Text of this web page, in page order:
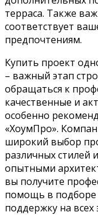
терраса. Также
соответствует
предпочтениям.
Купить проект
– важный этап
обращаться к
качественные и
особенно
«ХоумПро».
широкий выбор
различных стилей
опытными
вы получите
помощь в подборе
поддержку на всех